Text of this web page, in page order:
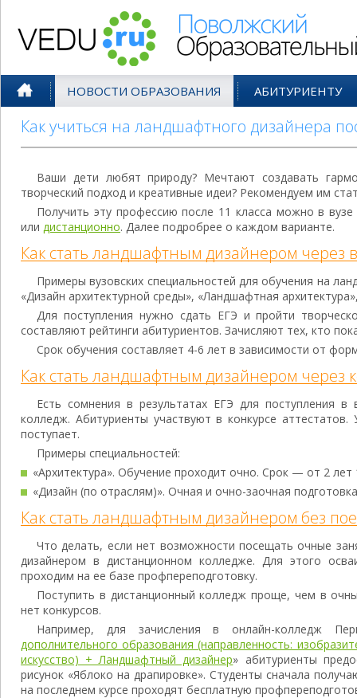
НОВОСТИ ОБРАЗОВАНИЯ АБИТУРИЕНТУ
Как учиться на ландшафтного дизайнера
Ваши дети любят природу? Мечтают создавать
творческий подход и креативные идеи? Рекомендуем им
Получить эту профессию после 11 класса можно в
или дистанционно. Далее подробрее о каждом варианте.
Как стать ландшафтным дизайнером через
Примеры вузовских специальностей для обучения на
«Дизайн архитектурной среды», «Ландшафтная
Для поступления нужно сдать ЕГЭ и пройти
составляют рейтинги абитуриентов. Зачисляют тех, кто
Срок обучения составляет 4-6 лет в зависимости от
Как стать ландшафтным дизайнером через
Есть сомнения в результатах ЕГЭ для поступления
колледж. Абитуриенты участвуют в конкурсе
поступает.
Примеры специальностей:
«Архитектура». Обучение проходит очно. Срок — от 2 лет
«Дизайн (по отраслям)». Очная и очно-заочная
Как стать ландшафтным дизайнером без
Что делать, если нет возможности посещать очные
дизайнером в дистанционном колледже. Для этого
проходим на ее базе профпереподготовку.
Поступить в дистанционный колледж проще, чем в
нет конкурсов.
Например, для зачисления в онлайн-колледж
дополнительного образования (направленность:
искусство) + Ландшафтный дизайнер» абитуриенты
рисунок «Яблоко на драпировке». Студенты сначала
на последнем курсе проходят бесплатную